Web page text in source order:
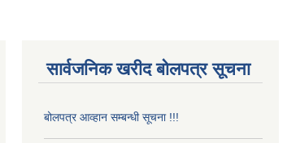
सार्वजनिक खरीद बोलपत्र सूचना
बोलपत्र आव्हान सम्बन्धी सूचना !!!